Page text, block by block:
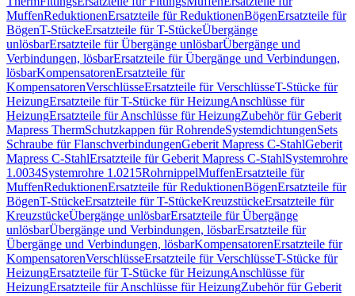
MuffenReduktionenErsatzteile für ReduktionenBögenErsatzteile für
BögenT-StückeErsatzteile für T-StückeÜbergänge
unlösbarErsatzteile für Übergänge unlösbarÜbergänge und
Verbindungen, lösbarErsatzteile für Übergänge und Verbindungen,
lösbarKompensatorenErsatzteile für
KompensatorenVerschlüsseErsatzteile für VerschlüsseT-Stücke für
HeizungErsatzteile für T-Stücke für HeizungAnschlüsse für
HeizungErsatzteile für Anschlüsse für HeizungZubehör für Geberit
Mapress ThermSchutzkappen für RohrendeSystemdichtungenSets
Schraube für FlanschverbindungenGeberit Mapress C-StahlGeberit
Mapress C-StahlErsatzteile für Geberit Mapress C-StahlSystemrohre
1.0034Systemrohre 1.0215RohrnippelMuffenErsatzteile für
MuffenReduktionenErsatzteile für ReduktionenBögenErsatzteile für
BögenT-StückeErsatzteile für T-StückeKreuzstückeErsatzteile für
KreuzstückeÜbergänge unlösbarErsatzteile für Übergänge
unlösbarÜbergänge und Verbindungen, lösbarErsatzteile für
Übergänge und Verbindungen, lösbarKompensatorenErsatzteile für
KompensatorenVerschlüsseErsatzteile für VerschlüsseT-Stücke für
HeizungErsatzteile für T-Stücke für HeizungAnschlüsse für
HeizungErsatzteile für Anschlüsse für HeizungZubehör für Geberit